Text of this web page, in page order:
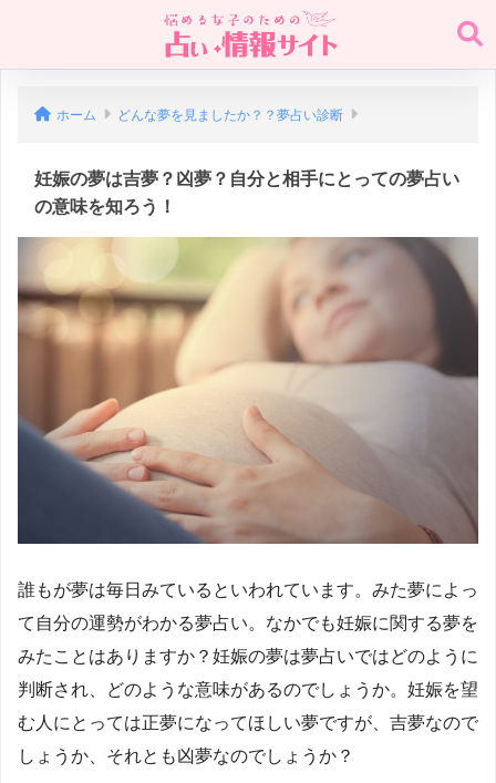
ホーム どんな夢を見ましたか？？夢占い診断
妊娠の夢は吉夢？凶夢？自分と相手にとっての夢占い
の意味を知ろう！
誰もが夢は毎日みているといわれています。みた夢によっ
て自分の運勢がわかる夢占い。なかでも妊娠に関する夢を
みたことはありますか？妊娠の夢は夢占いではどのように
判断され、どのような意味があるのでしょうか。妊娠を望
む人にとっては正夢になってほしい夢ですが、吉夢なので
しょうか、それとも凶夢なのでしょうか？